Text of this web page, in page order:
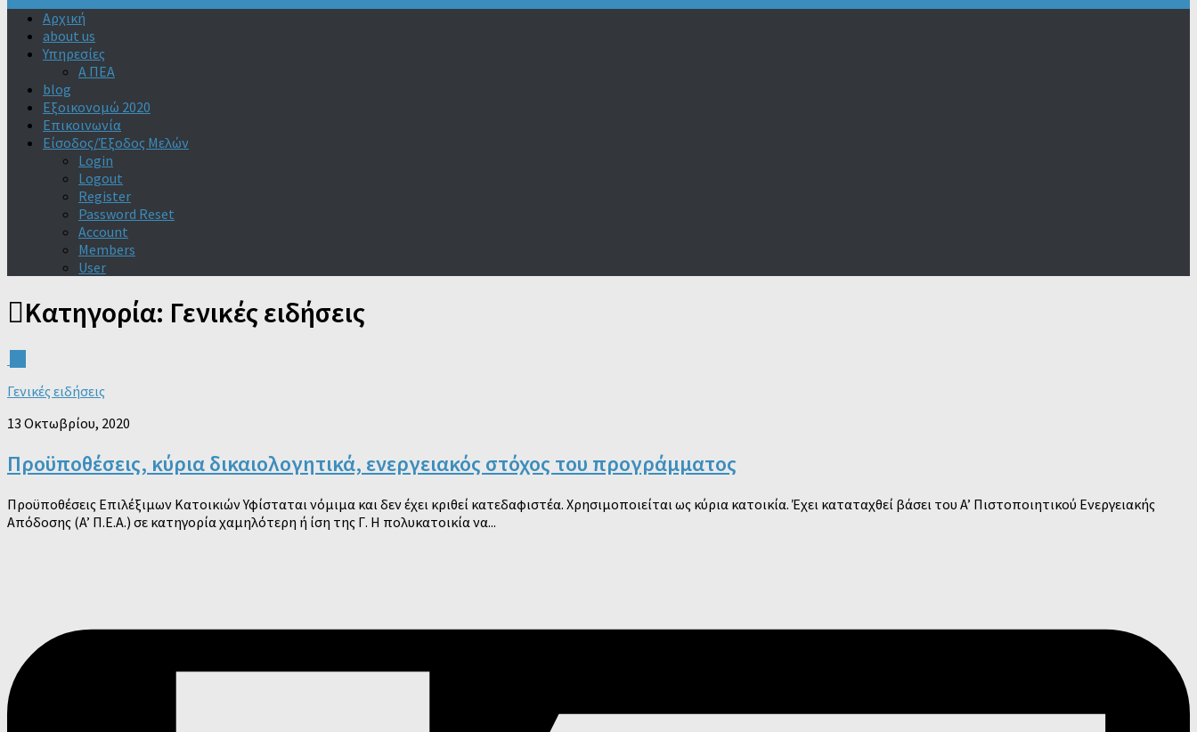
Αρχική
about us
Υπηρεσίες
Α ΠΕΑ
blog
Εξοικονομώ 2020
Επικοινωνία
Είσοδος/Έξοδος Μελών
Login
Logout
Register
Password Reset
Account
Members
User
Κατηγορία: Γενικές ειδήσεις
Γενικές ειδήσεις
13 Οκτωβρίου, 2020
Προϋποθέσεις, κύρια δικαιολογητικά, ενεργειακός στόχος του προγράμματος
Προϋποθέσεις Επιλέξιμων Κατοικιών Υφίσταται νόμιμα και δεν έχει κριθεί κατεδαφιστέα. Χρησιμοποιείται ως κύρια κατοικία. Έχει καταταχθεί βάσει του A’ Πιστοποιητικού Ενεργειακής
Απόδοσης (A’ Π.Ε.Α.) σε κατηγορία χαμηλότερη ή ίση της Γ. Η πολυκατοικία να...